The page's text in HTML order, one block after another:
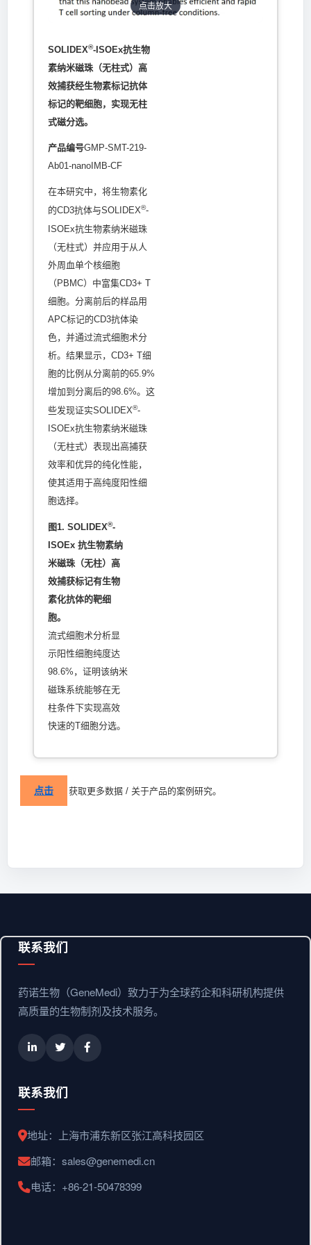
点击放大
SOLIDEX®-ISOEx抗生物
素纳米磁珠（无柱式）高
效捕获经生物素标记抗体
标记的靶细胞，实现无柱
式磁分选。
产品编号GMP-SMT-219-
Ab01-nanoIMB-CF
在本研究中，将生物素化
的CD3抗体与SOLIDEX®-
ISOEx抗生物素纳米磁珠
（无柱式）并应用于从人
外周血单个核细胞
（PBMC）中富集CD3+ T
细胞。分离前后的样品用
APC标记的CD3抗体染
色，并通过流式细胞术分
析。结果显示，CD3+ T细
胞的比例从分离前的65.9%
增加到分离后的98.6%。这
些发现证实SOLIDEX®-
ISOEx抗生物素纳米磁珠
（无柱式）表现出高捕获
效率和优异的纯化性能，
使其适用于高纯度阳性细
胞选择。
图1. SOLIDEX®-
ISOEx 抗生物素纳
米磁珠（无柱）高
效捕获标记有生物
素化抗体的靶细
胞。
流式细胞术分析显
示阳性细胞纯度达
98.6%，证明该纳米
磁珠系统能够在无
柱条件下实现高效
快速的T细胞分选。
点击 获取更多数据 / 关于产品的案例研究。
联系我们
药诺生物（GeneMedi）致力于为全球药企和科研机构提供
高质量的生物制剂及技术服务。
联系我们
地址：上海市浦东新区张江高科技园区
邮箱：sales@genemedi.cn
电话：+86-21-50478399